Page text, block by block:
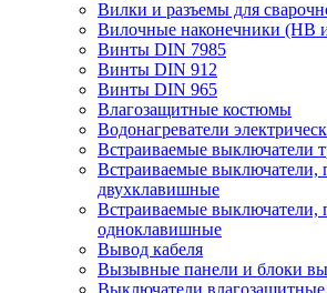
Вилки и разъемы для
Вилочные наконечники
Винты DIN 7985
Винты DIN 912
Винты DIN 965
Влагозащитные костюмы
Водонагреватели
Встраиваемые выключатели
Встраиваемые выключатели,
двухклавишные
Встраиваемые выключатели,
одноклавишные
Вывод кабеля
Вызывные панели и блоки
Выключатели влагозащитные